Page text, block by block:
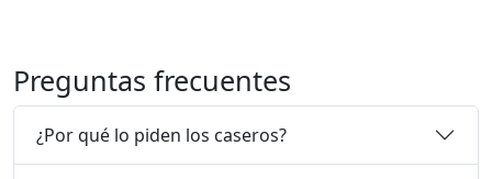
Preguntas frecuentes
¿Por qué lo piden los caseros?